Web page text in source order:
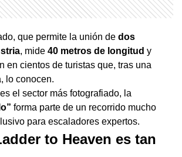
que permite la unión de dos
, mide 40 metros de longitud y
en cientos de turistas que, tras una
lo conocen.
el sector más fotografiado, la
forma parte de un recorrido mucho
para escaladores expertos.
to Heaven es tan